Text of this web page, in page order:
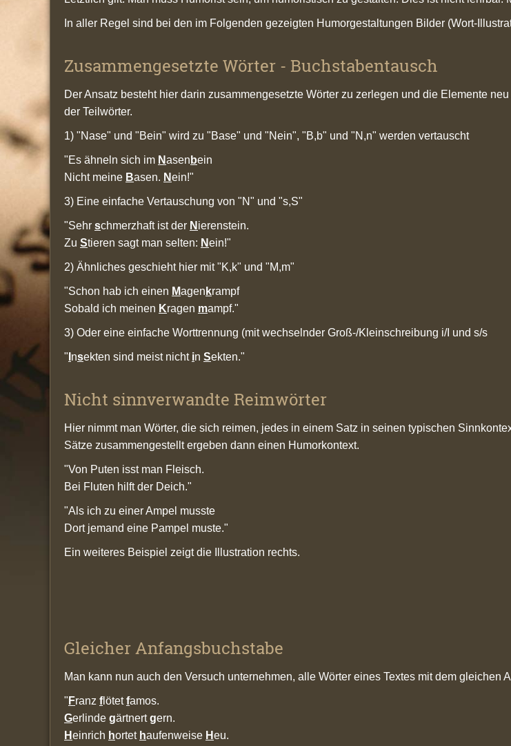
In aller Regel sind bei den im Folgenden gezeigten Humorgestaltungen Bilder (Wort-
Zusammengesetzte Wörter - Buchstabentausch
Der Ansatz besteht hier darin zusammengesetzte Wörter zu zerlegen und die Elemente
der Teilwörter.
1) "Nase" und "Bein" wird zu "Base" und "Nein", "B,b" und "N,n" werden vertauscht
"Es ähneln sich im Nasen bein
Nicht meine Basen. Nein!"
3) Eine einfache Vertauschung von "N" und "s,S"
"Sehr schmerzhaft ist der N ierenstein.
Zu Stieren sagt man selten: Nein!"
2) Ähnliches geschieht hier mit "K,k" und "M,m"
"Schon hab ich einen Magen krampf
Sobald ich meinen Kragen mampf."
3) Oder eine einfache Worttrennung (mit wechselnder Groß-/Kleinschreibung i/I und s/s
" nsekten sind meist nicht in Sekten."
Nicht sinnverwandte Reimwörter
Hier nimmt man Wörter, die sich reimen, jedes in einem Satz in seinen typischen
Sätze zusammengestellt ergeben dann einen Humorkontext.
"Von Puten isst man Fleisch.
Bei Fluten hilft der Deich."
"Als ich zu einer Ampel musste
Dort jemand eine Pampel muste."
Ein weiteres Beispiel zeigt die Illustration rechts.
Gleicher Anfangsbuchstabe
Man kann nun auch den Versuch unternehmen, alle Wörter eines Textes mit dem gleichen
" Franz flötetfamos.
Gerlinde gärtnertgern.
Heinrich hortet haufenweise Heu.